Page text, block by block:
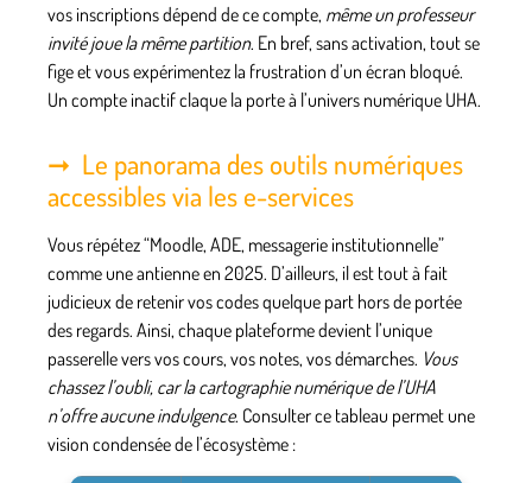
vos inscriptions dépend de ce compte, même un professeur
invité joue la même partition. En bref, sans activation, tout se
fige et vous expérimentez la frustration d’un écran bloqué.
Un compte inactif claque la porte à l’univers numérique UHA.
Le panorama des outils numériques
accessibles via les e-services
Vous répétez “Moodle, ADE, messagerie institutionnelle”
comme une antienne en 2025. D’ailleurs, il est tout à fait
judicieux de retenir vos codes quelque part hors de portée
des regards. Ainsi, chaque plateforme devient l’unique
passerelle vers vos cours, vos notes, vos démarches. Vous
chassez l’oubli, car la cartographie numérique de l’UHA
n’offre aucune indulgence. Consulter ce tableau permet une
vision condensée de l’écosystème :